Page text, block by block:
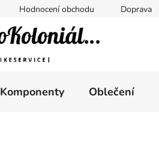
Hodnocení obchodu Doprava
Komponenty Oblečení